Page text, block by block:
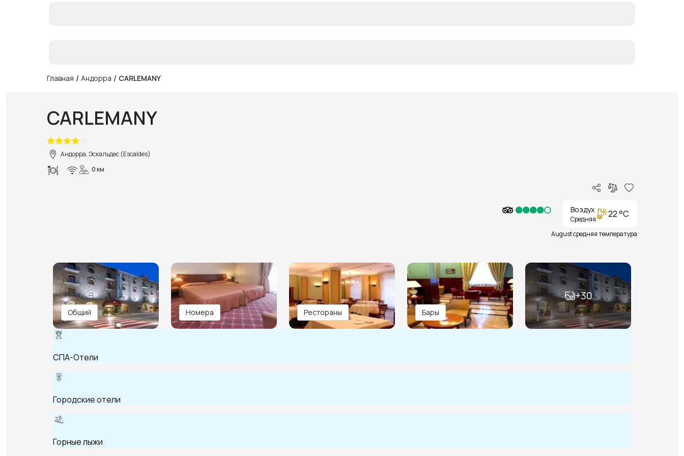
Главная / Андорра / CARLEMANY
CARLEMANY
Андорра, Эскальдес (Escaldes)
0 км
Воздух
Средняя 22 °C
August средняя температура
Общий Номера Рестораны Бары
+30
СПА-Отели
Городские отели
Горные лыжи